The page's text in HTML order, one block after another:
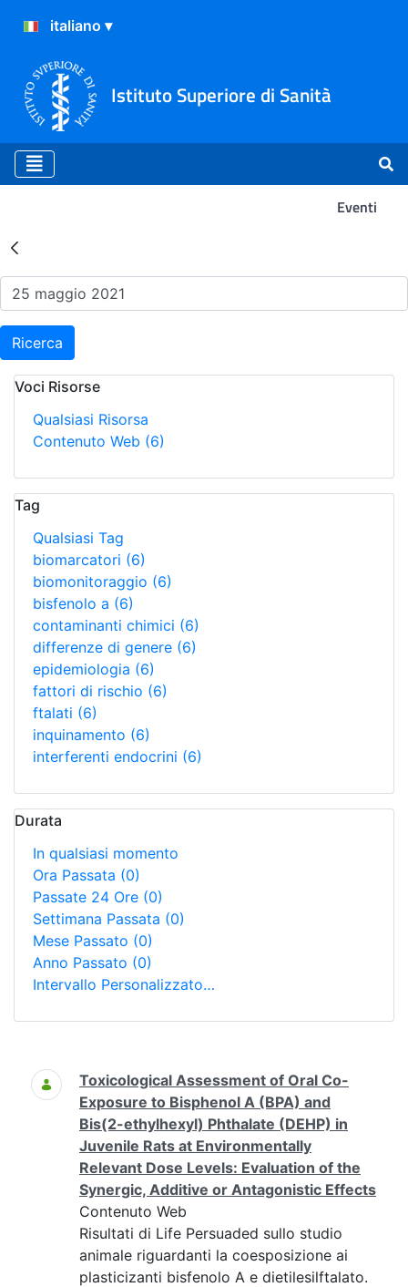
Istituto Superiore di Sanità
Eventi
Risultati della Ricerca -
Ricerca
Voci Risorse
Qualsiasi Risorsa
Contenuto Web (6)
Tag
Qualsiasi Tag
biomarcatori (6)
biomonitoraggio (6)
bisfenolo a (6)
contaminanti chimici (6)
differenze di genere (6)
epidemiologia (6)
fattori di rischio (6)
ftalati (6)
inquinamento (6)
interferenti endocrini (6)
Durata
In qualsiasi momento
Ora Passata (0)
Passate 24 Ore (0)
Settimana Passata (0)
Mese Passato (0)
Anno Passato (0)
Intervallo Personalizzato…
Ricerca
Toxicological Assessment of Oral Co-
Exposure to Bisphenol A (BPA) and
Bis(2-ethylhexyl) Phthalate (DEHP) in
Juvenile Rats at Environmentally
Relevant Dose Levels: Evaluation of the
Synergic, Additive or Antagonistic Effects
Contenuto Web
Risultati di Life Persuaded sullo studio
animale riguardanti la coesposizione ai
plasticizanti bisfenolo A e dietilesilftalato.